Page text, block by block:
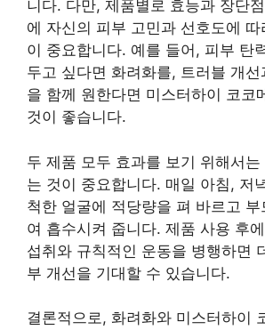
니다. 다만, 제품별로 효능과 장단
에 자신의 피부 고민과 선호도에 따
이 중요합니다. 예를 들어, 피부 탄
두고 싶다면 화려화를, 트러블 개
을 함께 원한다면 미스터하이 코코
것이 좋습니다.
두 제품 모두 효과를 보기 위해서
는 것이 중요합니다. 매일 아침, 저
척한 얼굴에 적당량을 펴 바르고
여 흡수시켜 줍니다. 제품 사용 후
섭취와 규칙적인 운동을 병행하면
부 개선을 기대할 수 있습니다.
결론적으로, 화려화와 미스터하이